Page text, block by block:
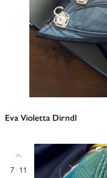
Eva Violetta Dirndl
7 / 11